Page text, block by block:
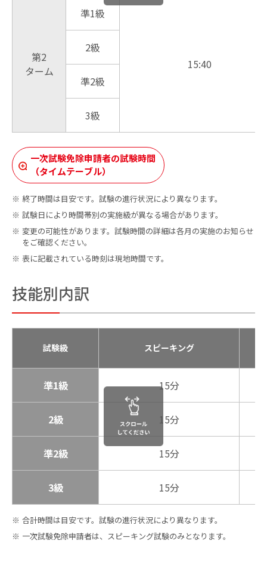
第2
ターム
準1級
15:40
2級
準2級
3級
一次試験免除申請者の試験時間
（タイムテーブル）
終了時間は目安です。試験の進行状況により異なります。
試験日により時間帯別の実施級が異なる場合があります。
変更の可能性があります。試験時間の詳細は各月の実施のお知らせ
をご確認ください。
表に記載されている時刻は現地時間です。
技能別内訳
試験級 スピーキング
準1級 15分
2級 15分
準2級 15分
3級 15分
合計時間は目安です。試験の進行状況により異なります。
一次試験免除申請者は、スピーキング試験のみとなります。